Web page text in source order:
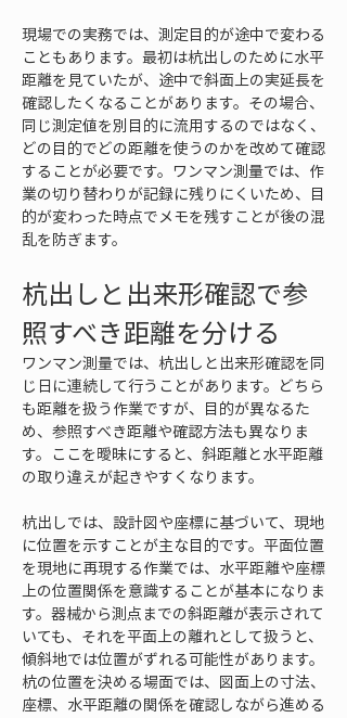
現場での実務では、測定目的が途中で変わる
こともあります。最初は杭出しのために水平
距離を見ていたが、途中で斜面上の実延長を
確認したくなることがあります。その場合、
同じ測定値を別目的に流用するのではなく、
どの目的でどの距離を使うのかを改めて確認
することが必要です。ワンマン測量では、作
業の切り替わりが記録に残りにくいため、目
的が変わった時点でメモを残すことが後の混
乱を防ぎます。
杭出しと出来形確認で参
照すべき距離を分ける
ワンマン測量では、杭出しと出来形確認を同
じ日に連続して行うことがあります。どちら
も距離を扱う作業ですが、目的が異なるた
め、参照すべき距離や確認方法も異なりま
す。ここを曖昧にすると、斜距離と水平距離
の取り違えが起きやすくなります。
杭出しでは、設計図や座標に基づいて、現地
に位置を示すことが主な目的です。平面位置
を現地に再現する作業では、水平距離や座標
上の位置関係を意識することが基本になりま
す。器械から測点までの斜距離が表示されて
いても、それを平面上の離れとして扱うと、
傾斜地では位置がずれる可能性があります。
杭の位置を決める場面では、図面上の寸法、
座標、水平距離の関係を確認しながら進める